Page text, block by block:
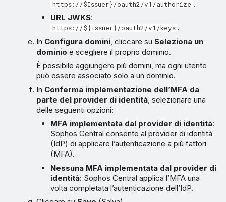
https://$Issuer}/oauth2/v1/authorize .
URL JWKS:
https://${Issuer}/oauth2/v1/keys .
In Configura domini , cliccare suSeleziona un
dominio e scegliere il proprio dominio.
È possibile aggiungere più domini, ma ogni utente
può essere associato solo a un dominio.
In Conferma implementazione dell’MFA da
parte del provider di identità , selezionare una
delle seguenti opzioni:
MFA implementata dal provider di identità:
Sophos Central consente al provider di identità
(IdP) di applicare l’autenticazione a più fattori
(MFA).
Nessuna MFA implementata dal provider di
identità: Sophos Central applica l’MFA una
volta completata l’autenticazione dell’IdP.